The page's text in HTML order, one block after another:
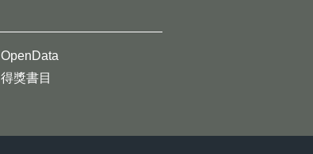
OpenData
得獎書目